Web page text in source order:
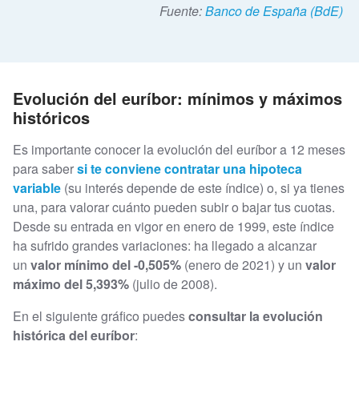
Fuente:Banco de España (BdE)
Evolución del euríbor: mínimos y máximos
históricos
Es importante conocer la evolución del euríbor a 12 meses
para sabersi te conviene contratar una hipoteca
variable (su interés depende de este índice) o, si ya tienes
una, para valorar cuánto pueden subir o bajar tus cuotas.
Desde su entrada en vigor en enero de 1999, este índice
ha sufrido grandes variaciones: ha llegado a alcanzar
un valor mínimo del -0,505% (enero de 2021) y un valor
máximo del 5,393% (julio de 2008).
En el siguiente gráfico puedesconsultar la evolución
histórica del euríbor: